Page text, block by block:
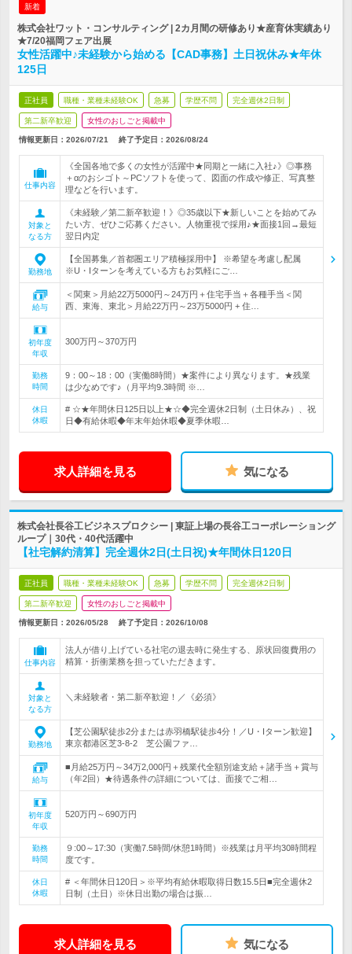
新着
株式会社ワット・コンサルティング | 2カ月間の研修あり★産育休実績あり
★7/20福岡フェア出展
女性活躍中♪未経験から始める【CAD事務】土日祝休み★年休
125日
正社員 職種・業種未経験OK 急募 学歴不問 完全週休2日制
第二新卒歓迎 女性のおしごと掲載中
情報更新日：2026/07/21 終了予定日： 2026/08/24
仕事内容
《全国各地で多くの女性が活躍中★同期と一緒に入社♪》◎事務
＋αのおシゴト～PCソフトを使って、図面の作成や修正、写真整
理などを行います。
対象と
なる方
《未経験／第二新卒歓迎！》◎35歳以下★新しいことを始めてみ
たい方、ぜひご応募ください。人物重視で採用♪★面接1回→最短
翌日内定
勤務地
【全国募集／首都圏エリア積極採用中】 ※希望を考慮し配属
※U・Iターンを考えている方もお気軽にご…
給与
＜関東＞月給22万5000円～24万円＋住宅手当＋各種手当＜関
西、東海、東北＞月給22万円～23万5000円 + 住…
初年度
年収
300万円～370万円
勤務
時間
9：00～18：00（実働8時間）★案件により異なります。★残業
は少なめです♪（月平均9.3時間 ※…
休日
休暇
# ☆★年間休日125日以上★☆◆完全週休2日制（土日休み）、祝
日◆有給休暇◆年末年始休暇◆夏季休暇…
求人詳細を見る 気になる
株式会社長谷工ビジネスプロクシー | 東証上場の長谷工コーポレーショング
ループ｜30代・40代活躍中
【社宅解約清算】完全週休2日(土日祝)★年間休日120日
正社員 職種・業種未経験OK 急募 学歴不問 完全週休2日制
第二新卒歓迎 女性のおしごと掲載中
情報更新日：2026/05/28 終了予定日： 2026/10/08
仕事内容
法人が借り上げている社宅の退去時に発生する、原状回復費用の
精算・折衝業務を担っていただきます。
対象と
なる方
＼未経験者・第二新卒歓迎！／《必須》
勤務地
【芝公園駅徒歩2分または赤羽橋駅徒歩4分！／U・Iターン歓迎】
東京都港区芝3-8-2 芝公園ファ…
給与
■月給25万円～34万2,000円＋残業代全額別途支給＋諸手当＋賞与
（年2回）★待遇条件の詳細については、面接でご相…
初年度
年収
520万円～690万円
勤務
時間
９:00～17:30（実働7.5時間/休憩1時間）※残業は月平均30時間程
度です。
休日
休暇
# ＜年間休日120日＞※平均有給休暇取得日数15.5日■完全週休2
日制（土日）※休日出勤の場合は振…
求人詳細を見る 気になる